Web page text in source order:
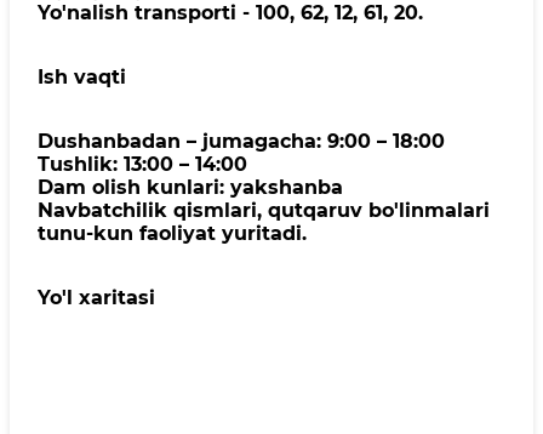
Yo'nalish transporti - 100, 62, 12, 61, 20.
Ish vaqti
Dushanbadan – jumagacha: 9:00 – 18:00
Tushlik: 13:00 – 14:00
Dam olish kunlari: yakshanba
Navbatchilik qismlari, qutqaruv bo'linmalari
tunu-kun faoliyat yuritadi.
Yo'l xaritasi